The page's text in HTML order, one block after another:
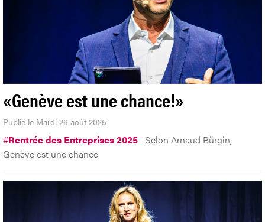
«Genève est une chance!»
Publié le Mardi 26 août 2025
#Rentrée des Entreprises 2025 Selon Arnaud Bürgin,
Genève est une chance.